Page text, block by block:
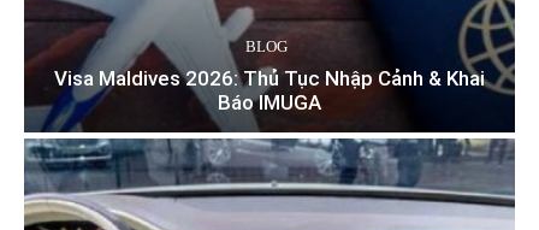
BLOG
Visa Maldives 2026: Thủ Tục Nhập Cảnh & Khai
Báo IMUGA